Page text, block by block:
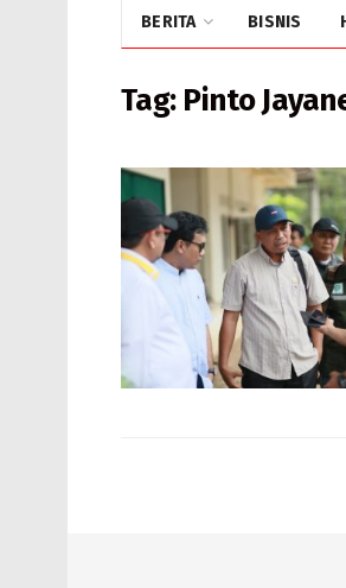
BERITA BISNIS
Tag: Pinto